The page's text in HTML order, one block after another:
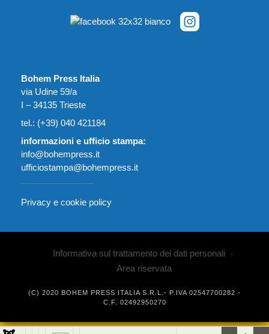
Bohem Press Italia
via Udine 59/a
I – 34135 Trieste
tel.: (+39) 040 421184
informazioni e ufficio stampa:
info@bohempress.it
ufficiostampa@bohempress.it
Privacy e cookie policy
Informativa sul trattamento dei dati personali
Area riservata
(C) 2020 BOHEM PRESS ITALIA S.R.L.- P.IVA 02547700282 -
C.F. 02492950270